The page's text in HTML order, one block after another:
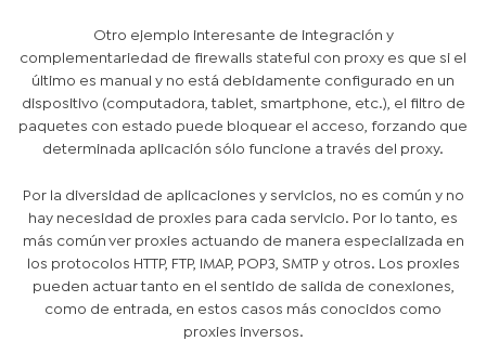
Otro ejemplo interesante de integración y
complementariedad de firewalls stateful con proxy es que si el
último es manual y no está debidamente configurado en un
dispositivo (computadora, tablet, smartphone, etc.), el filtro de
paquetes con estado puede bloquear el acceso, forzando que
determinada aplicación sólo funcione a través del proxy.
Por la diversidad de aplicaciones y servicios, no es común y no
hay necesidad de proxies para cada servicio. Por lo tanto, es
más común ver proxies actuando de manera especializada en
los protocolos HTTP, FTP, IMAP, POP3, SMTP y otros. Los proxies
pueden actuar tanto en el sentido de salida de conexiones,
como de entrada, en estos casos más conocidos como
proxies inversos.